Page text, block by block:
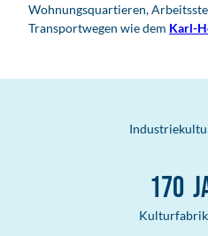
Wohnungs­quartieren,
Transport­wegen wie dem Karl-
170
Kulturfabrik